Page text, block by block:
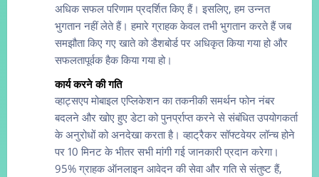
अधिक सफल परिणाम प्रदर्शित किए हैं। इसलिए, हम उन्नत
भुगतान नहीं लेते हैं। हमारे ग्राहक केवल तभी भुगतान करते हैं जब
समझौता किए गए खाते को डैशबोर्ड पर अधिकृत किया गया हो और
सफलतापूर्वक हैक किया गया हो।
कार्य करने की गति
व्हाट्सएप मोबाइल एप्लिकेशन का तकनीकी समर्थन फोन नंबर
बदलने और खोए हुए डेटा को पुनर्प्राप्त करने से संबंधित उपयोगकर्ता
के अनुरोधों को अनदेखा करता है। व्हाट्रैकर सॉफ्टवेयर लॉन्च होने
पर 10 मिनट के भीतर सभी मांगी गई जानकारी प्रदान करेगा।
95% ग्राहक ऑनलाइन आवेदन की सेवा और गति से संतुष्ट हैं,